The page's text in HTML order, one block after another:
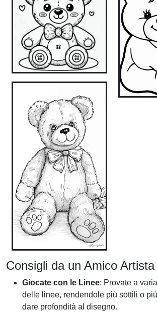
Consigli da un Amico Artista
Giocate con le Linee: Provate a
delle linee, rendendole più sottili o
dare profondità al disegno.